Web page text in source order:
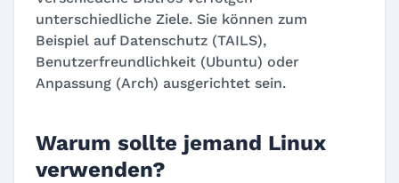
unterschiedliche Ziele. Sie können zum
Beispiel auf Datenschutz (TAILS),
Benutzerfreundlichkeit (Ubuntu) oder
Anpassung (Arch) ausgerichtet sein.
Warum sollte jemand Linux
verwenden?